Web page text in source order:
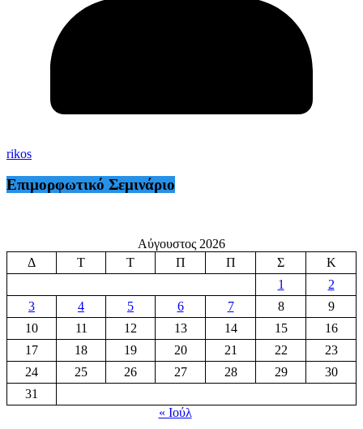
rikos
Επιμορφωτικό Σεμινάριο
Αύγουστος 2026
Δ
Τ Τ Π Π Σ
Κ
1
2
3
4 5 6 7 8
9
10
11 12 13 14 15
16
17
18 19 20 21 22
23
24
25 26 27 28 29
30
31
« Ιούλ